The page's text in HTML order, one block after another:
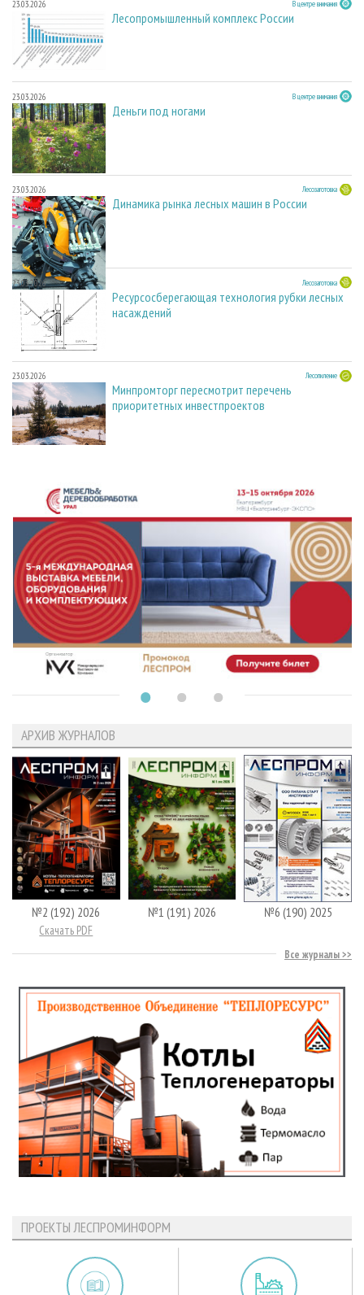
23.03.2026 В центре внимания
Лесопромышленный комплекс России
23.03.2026 В центре внимания
Деньги под ногами
23.03.2026 Лесозаготовка
Динамика рынка лесных машин в России
23.03.2026 Лесозаготовка
Ресурсосберегающая технология рубки лесных
насаждений
23.03.2026 Лесопиление
Минпромторг пересмотрит перечень
приоритетных инвестпроектов
АРХИВ ЖУРНАЛОВ
№2 (192) 2026
Скачать PDF
№1 (191) 2026 №6 (190) 2025
Все журналы
ПРОЕКТЫ ЛЕСПРОМИНФОРМ